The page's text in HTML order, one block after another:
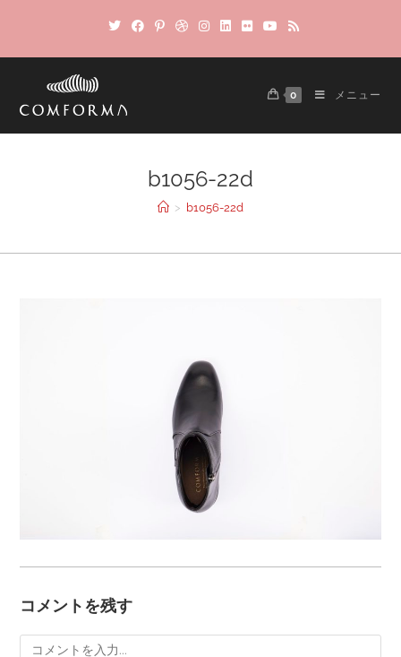
0 メニュー
b1056-22d
> b1056-22d
コメントを残す